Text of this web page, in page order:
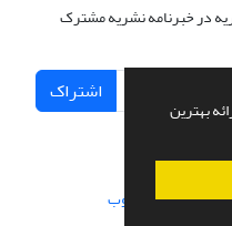
بهترین
در خبرنامه نشریه مشترک
اشتراک
سازی از سیناوب